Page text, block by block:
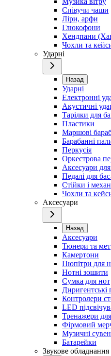
Співучи чаши
Ліри, арфи
Глюкофони
Хендпани
Чохли та
Ударні
Назад
Ударні
Електронні
Акустичні
Тарілки для
Пластики
Маршові
Барабанні
Перкусія
Оркестрова
Аксесуари
Педалі для
Стійки і
Чохли та
Аксесуари
Назад
Аксесуари
Тюнери та
Камертони
Пюпітри для
Нотні зошити
Сумка для нот
Диригентські
Контролери
LED
Тренажери
Фірмовий
Музичні
Батарейки
Звукове обладнання